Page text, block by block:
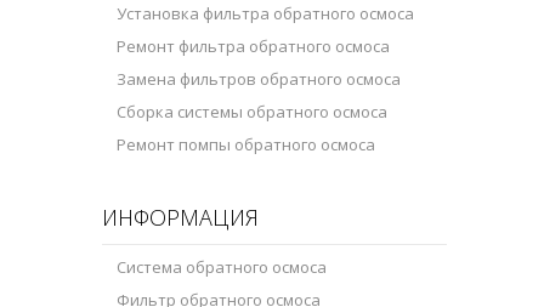
Установка фильтра обратного осмоса
Ремонт фильтра обратного осмоса
Замена фильтров обратного осмоса
Сборка системы обратного осмоса
Ремонт помпы обратного осмоса
ИНФОРМАЦИЯ
Система обратного осмоса
Фильтр обратного осмоса